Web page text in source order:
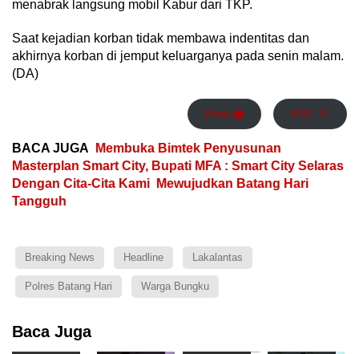
menabrak langsung mobil Kabur dari TKP.
Saat kejadian korban tidak membawa indentitas dan
akhirnya korban di jemput keluarganya pada senin malam.
(DA)
Print 🖨 PDF 📄
BACA JUGA
Membuka Bimtek Penyusunan
Masterplan Smart City, Bupati MFA : Smart City Selaras
Dengan Cita-Cita Kami Mewujudkan Batang Hari
Tangguh
Breaking News Headline Lakalantas
Polres Batang Hari Warga Bungku
Baca Juga